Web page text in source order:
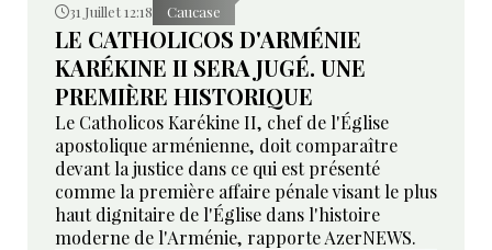
31 Juillet 12:18 Caucase
LE CATHOLICOS D'ARMÉNIE
KARÉKINE II SERA JUGÉ. UNE
PREMIÈRE HISTORIQUE
Le Catholicos Karékine II, chef de l'Église
apostolique arménienne, doit comparaître
devant la justice dans ce qui est présenté
comme la première affaire pénale visant le plus
haut dignitaire de l'Église dans l'histoire
moderne de l'Arménie, rapporte AzerNEWS.